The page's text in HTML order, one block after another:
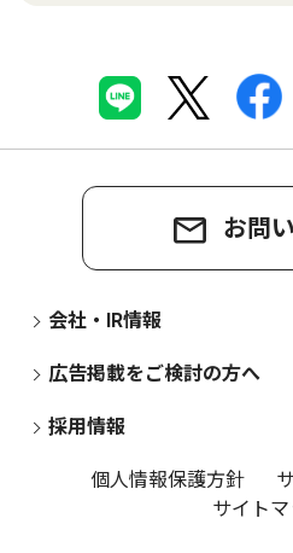
お問
会社・IR情報
広告掲載をご検討の方へ
採用情報
個人情報保護方針
サイト